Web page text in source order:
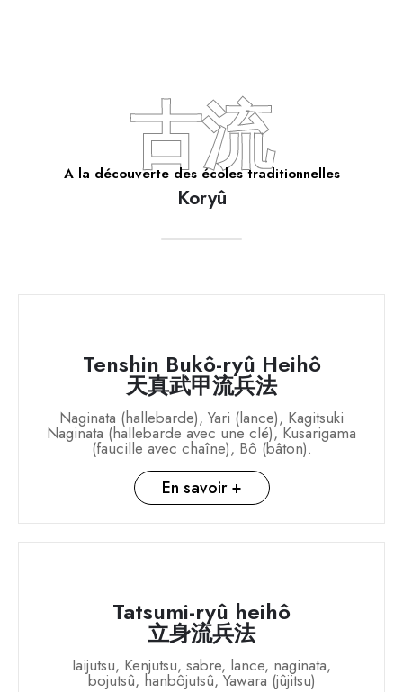
A la découverte des écoles traditionnelles
Koryû
古流
Tenshin Bukô-ryû Heihô
天真武甲流兵法
Naginata (hallebarde), Yari (lance), Kagitsuki
Naginata (hallebarde avec une clé), Kusarigama
(faucille avec chaîne), Bô (bâton).
En savoir +
Tatsumi-ryû heihô
立身流兵法
Iaijutsu, Kenjutsu, sabre, lance, naginata,
bojutsû, hanbôjutsû, Yawara (jûjitsu)